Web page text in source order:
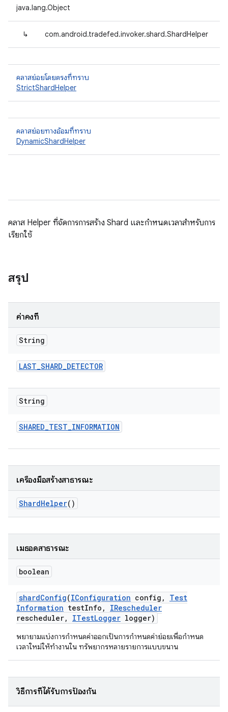
java.lang.Object
↳ com.android.tradefed.invoker.shard.ShardHelper
คลาสย่อยโดยตรงที่ทราบ
StrictShardHelper
คลาสย่อยทางอ้อมที่ทราบ
DynamicShardHelper
คลาส Helper ที่จัดการการสร้าง Shard และกำหนดเวลาสำหรับการ
เรียกใช้
สรุป
ค่าคงที่
String
LAST_SHARD_DETECTOR
String
SHARED_TEST_INFORMATION
เครื่องมือสร้างสาธารณะ
ShardHelper()
เมธอดสาธารณะ
boolean
shardConfig(IConfiguration config ,
Test
Information testInfo ,
IRescheduler
rescheduler, ITestLogger logger)
พยายามแบ่งการกำหนดค่าออกเป็นการกำหนดค่าย่อยเพื่อกำหนด
เวลาใหม่ให้ทำงานใน ทรัพยากรหลายรายการแบบขนาน
วิธีการที่ได้รับการป้องกัน